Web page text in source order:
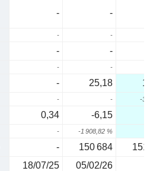
- -
- -
- -
- -
- 25,18
- - -
0,34 -6,15
- -1 908,82 %
- 150 684
151
18/07/25 05/02/26